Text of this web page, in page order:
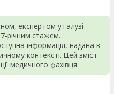
експертом у галузі
річним стажем.
інформація, надана в
контексті. Цей зміст
медичного фахівця.